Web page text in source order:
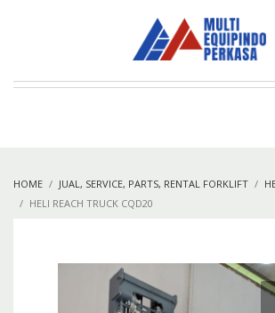
HOME JUAL, SERVICE, PARTS, RENTAL FORKLIFT
HELI REACH TRUCK CQD20